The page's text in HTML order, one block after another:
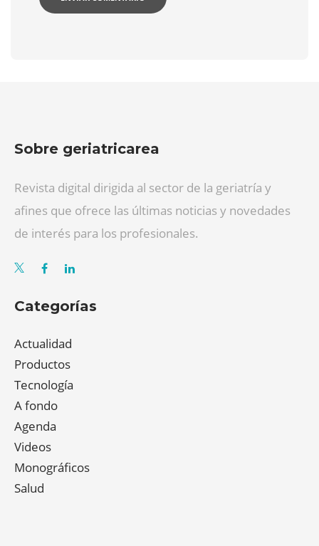
Sobre geriatricarea
Revista digital dirigida al sector de la geriatría y
afines que ofrece las últimas noticias y novedades
de interés para los profesionales.
Categorías
Actualidad
Productos
Tecnología
A fondo
Agenda
Videos
Monográficos
Salud